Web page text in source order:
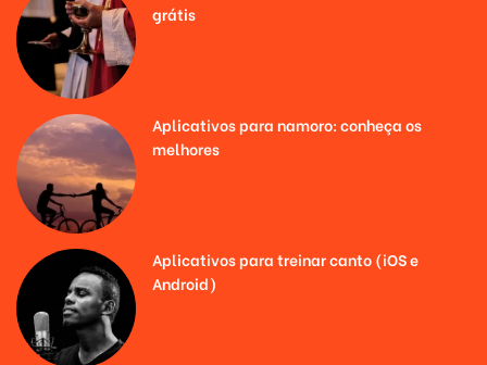
grátis
Aplicativos para namoro: conheça os
melhores
Aplicativos para treinar canto (iOS e
Android)